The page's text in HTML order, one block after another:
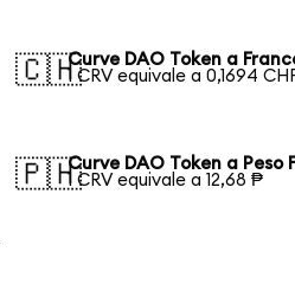
🇨🇭Curve DAO Token a
1 CRV equivale a 0,1694
🇵🇭Curve DAO Token a Peso
1 CRV equivale a 12,68 ₱